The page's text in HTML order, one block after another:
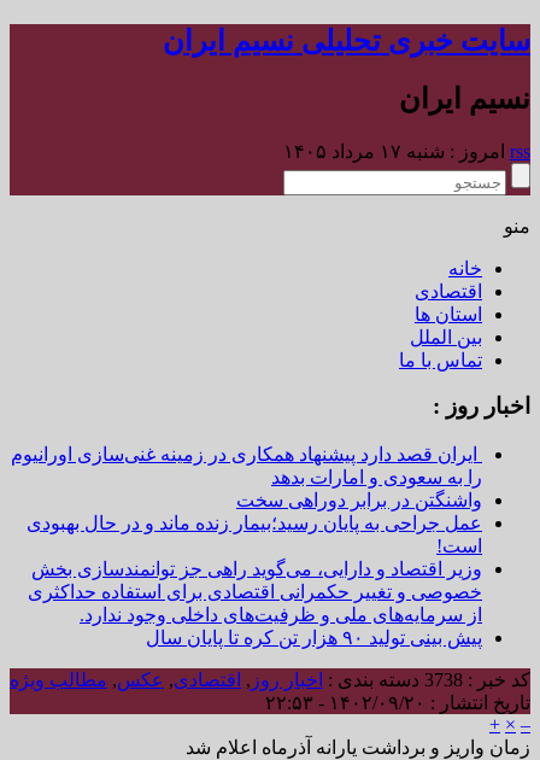
سایت خبری تحلیلی نسیم ایران
نسیم ایران
rss امروز : شنبه ۱۷ مرداد ۱۴۰۵
منو
خانه
اقتصادی
استان ها
بین الملل
تماس با ما
اخبار روز :
ایران قصد دارد پیشنهاد همکاری در زمینه غنی‌سازی اورانیوم
را به سعودی و امارات بدهد
واشنگتن در برابر دوراهی سخت
عمل جراحی به پایان رسید؛بیمار زنده ماند و در حال بهبودی
است!
وزیر اقتصاد و دارایی، می‌گوید راهی جز توانمندسازی بخش
خصوصی و تغییر حکمرانی اقتصادی برای استفاده حداکثری
از سرمایه‌های ملی و ظرفیت‌های داخلی وجود ندارد.
پیش بینی تولید ۹۰ هزار تن کره تا پایان سال
کد خبر : 3738 دسته بندی : اخبار روز , اقتصادی, عکس, مطالب ویژه
تاریخ انتشار : ۱۴۰۲/۰۹/۲۰ - ۲۲:۵۳
–
×
+
زمان واریز و برداشت یارانه آذرماه اعلام شد